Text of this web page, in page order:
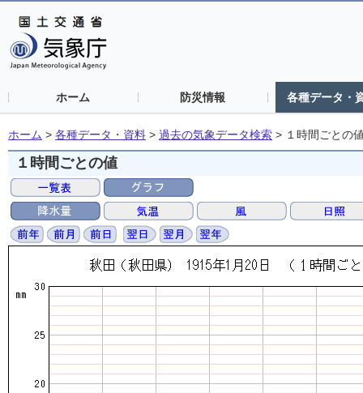
ホーム 防災情報 各種データ・
ホーム > 各種データ・資料 > 過去の気象データ検索 > １時間ごとの
１時間ごとの値